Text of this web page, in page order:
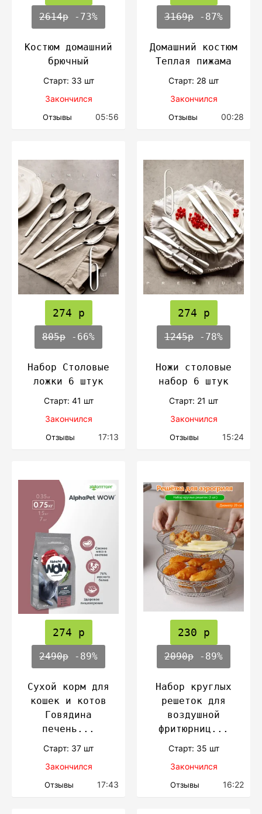
2614р -73%
Костюм домашний
брючный
Cтарт: 33 шт
Закончился
Отзывы 05:56
3169р -87%
Домашний костюм
Теплая пижама
Cтарт: 28 шт
Закончился
Отзывы 00:28
274 р
805р -66%
Набор Столовые
ложки 6 штук
Cтарт: 41 шт
Закончился
Отзывы 17:13
274 р
1245р -78%
Ножи столовые
набор 6 штук
Cтарт: 21 шт
Закончился
Отзывы 15:24
274 р
2490р -89%
Сухой корм для
кошек и котов
Говядина
печень...
Cтарт: 37 шт
Закончился
Отзывы 17:43
230 р
2090р -89%
Набор круглых
решеток для
воздушной
фритюрниц...
Cтарт: 35 шт
Закончился
Отзывы 16:22